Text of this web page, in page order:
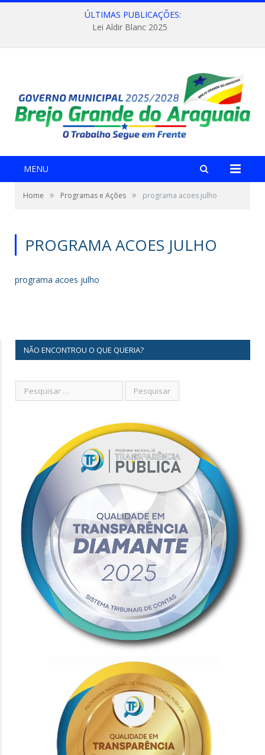
ÚLTIMAS PUBLICAÇÕES:
Lei Aldir Blanc 2025
MENU
Home » Programas e Ações » programa acoes julho
PROGRAMA ACOES JULHO
programa acoes julho
NÃO ENCONTROU O QUE QUERIA?